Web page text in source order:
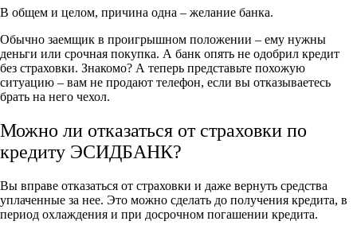
В общем и целом, причина одна – желание банка.
Обычно заемщик в проигрышном положении – ему нужны
деньги или срочная покупка. А банк опять не одобрил кредит
без страховки. Знакомо? А теперь представьте похожую
ситуацию – вам не продают телефон, если вы отказываетесь
брать на него чехол.
Можно ли отказаться от страховки по
кредиту ЭСИДБАНК?
Вы вправе отказаться от страховки и даже вернуть средства
уплаченные за нее. Это можно сделать до получения кредита, в
период охлаждения и при досрочном погашении кредита.